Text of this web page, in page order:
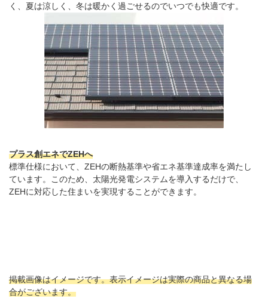
く、夏は涼しく、冬は暖かく過ごせるのでいつでも快適です。
プラス創エネでZEHへ
標準仕様において、ZEHの断熱基準や省エネ基準達成率を満たし
ています。このため、太陽光発電システムを導入するだけで、
ZEHに対応した住まいを実現することができます。
掲載画像はイメージです。表示イメージは実際の商品と異なる場
合がございます。